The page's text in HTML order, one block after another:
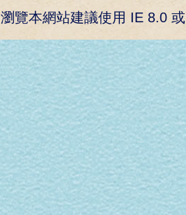
瀏覽本網站建議使用 IE 8.0